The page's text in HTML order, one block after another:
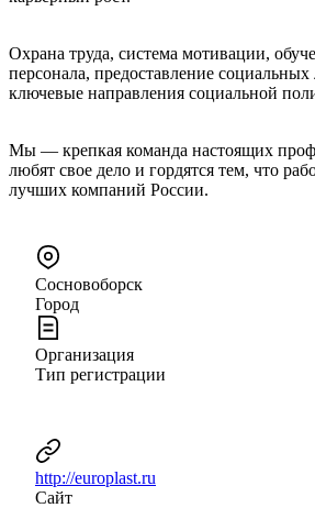
Охрана труда, система мотивации,
персонала, предоставление
ключевые направления социальной
Мы — крепкая команда настоящих
любят свое дело и гордятся тем, что
лучших компаний России.
Сосновоборск
Город
Организация
Тип регистрации
http://europlast.ru
Сайт